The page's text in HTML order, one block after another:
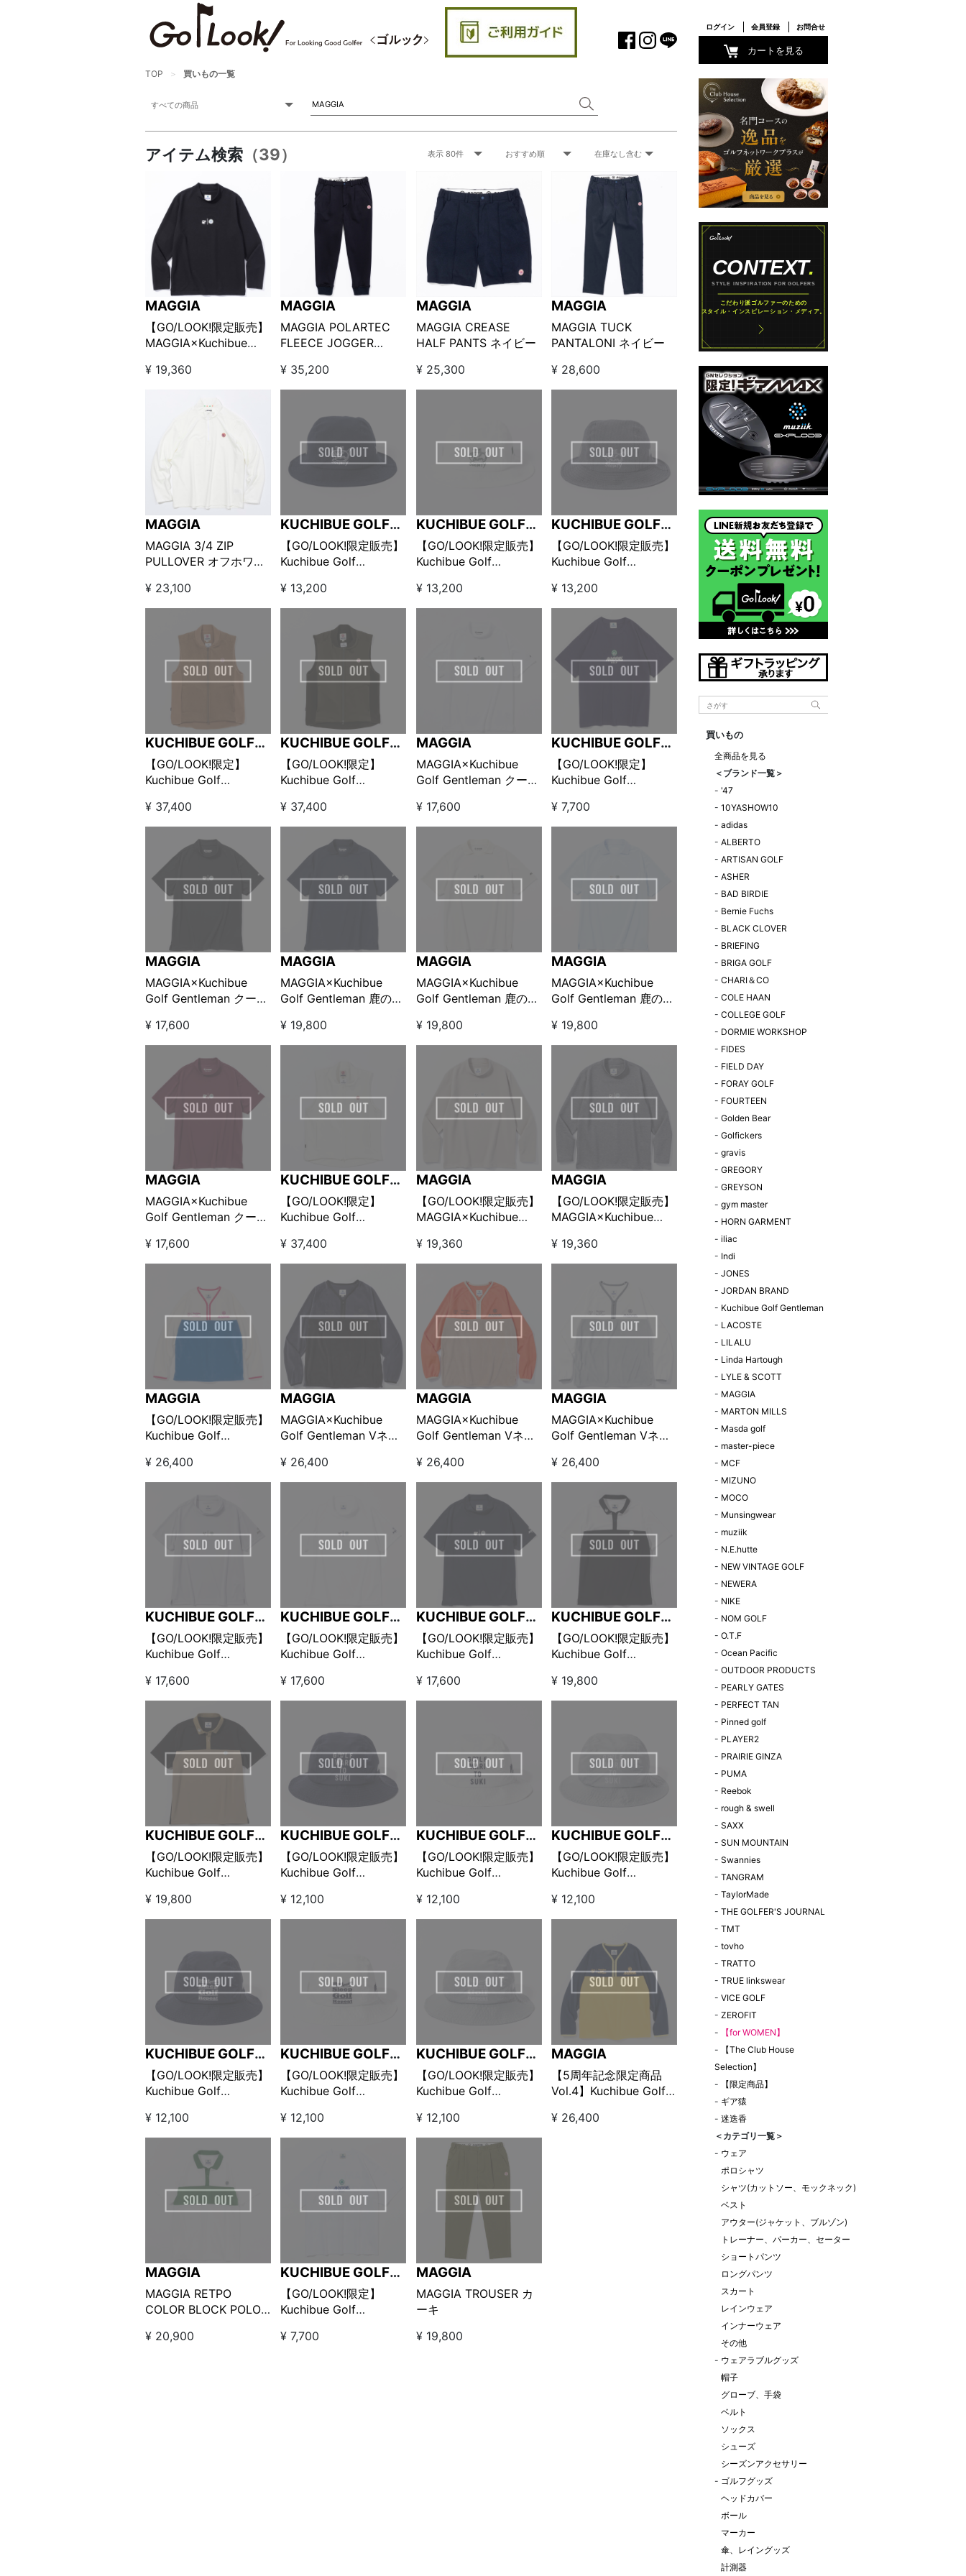
TOP 買いもの一覧
アイテム検索 （39）
MAGGIA
【GO/LOOK!限定販売】
MAGGIA×Kuchibue
ネックロングスリーブ
¥ 19,360
MAGGIA
MAGGIA POLARTEC
FLEECE JOGGER
¥ 35,200
MAGGIA
MAGGIA CREASE
HALF PANTS ネイビー
¥ 25,300
MAGGIA
MAGGIA TUCK
PANTALONI ネイビー
¥ 28,600
MAGGIA
MAGGIA 3/4 ZIP
PULLOVER オフホワイ
¥ 23,100
KUCHIBUE GOLF
GENTLEMAN
【GO/LOOK!限定販売】
Kuchibue Golf
バケットハット ネイビ
ー
¥ 13,200
KUCHIBUE GOLF
GENTLEMAN
【GO/LOOK!限定販売】
Kuchibue Golf
バケットハット ホワイ
ト
¥ 13,200
KUCHIBUE GOLF
GENTLEMAN
【GO/LOOK!限定販売】
Kuchibue Golf
バケットハット グレー
¥ 13,200
KUCHIBUE GOLF
GENTLEMAN
【GO/LOOK!限定】
Kuchibue Golf
POLARTEC FLEECE
ZIP UP VEST ベージュ
¥ 37,400
KUCHIBUE GOLF
GENTLEMAN
【GO/LOOK!限定】
Kuchibue Golf
POLARTEC FLEECE
ZIP UP VEST オリーブ
¥ 37,400
MAGGIA
MAGGIA×Kuchibue
Golf Gentleman クール
ネック ホワイト
【GO/LOOK!限定販売】
¥ 17,600
KUCHIBUE GOLF
GENTLEMAN
【GO/LOOK!限定】
Kuchibue Golf
ロゴTシャツ ネイビー
¥ 7,700
MAGGIA
MAGGIA×Kuchibue
Golf Gentleman クール
ネック ブラック
【GO/LOOK!限定販売】
¥ 17,600
MAGGIA
MAGGIA×Kuchibue
Golf Gentleman 鹿の子
ー【GO/LOOK!限定販
売】
¥ 19,800
MAGGIA
MAGGIA×Kuchibue
Golf Gentleman 鹿の子
ベージュ【GO/LOOK!限
定販売】
¥ 19,800
MAGGIA
MAGGIA×Kuchibue
Golf Gentleman 鹿の子
ス【GO/LOOK!限定販
売】
¥ 19,800
MAGGIA
MAGGIA×Kuchibue
Golf Gentleman クール
ネック バーガンディー
【GO/LOOK!限定販売】
¥ 17,600
KUCHIBUE GOLF
GENTLEMAN
【GO/LOOK!限定】
Kuchibue Golf
POLARTEC FLEECE
ZIP UP VEST ホワイト
¥ 37,400
MAGGIA
【GO/LOOK!限定販売】
MAGGIA×Kuchibue
ネックロングスリーブ
ライトカーキ
¥ 19,360
MAGGIA
【GO/LOOK!限定販売】
MAGGIA×Kuchibue
ネックロングスリーブ
グレー
¥ 19,360
MAGGIA
【GO/LOOK!限定販売】
Kuchibue Golf
V-NECK COLORBLOCK
QUARTER ZIP /
¥ 26,400
MAGGIA
MAGGIA×Kuchibue
Golf Gentleman Vネッ
ププルオーバー ネイビ
ー×ブラック
¥ 26,400
MAGGIA
MAGGIA×Kuchibue
Golf Gentleman Vネッ
ププルオーバー オレン
ジ×ベージュ
【GO/LOOK!限定販売】
¥ 26,400
MAGGIA
MAGGIA×Kuchibue
Golf Gentleman Vネッ
ププルオーバー ホワイ
ト×グレー【GO/LOOK!
限定販売】
¥ 26,400
KUCHIBUE GOLF
GENTLEMAN
【GO/LOOK!限定販売】
Kuchibue Golf
モックネック グレー
¥ 17,600
KUCHIBUE GOLF
GENTLEMAN
【GO/LOOK!限定販売】
Kuchibue Golf
モックネック ホワイト
¥ 17,600
KUCHIBUE GOLF
GENTLEMAN
【GO/LOOK!限定販売】
Kuchibue Golf
¥ 17,600
KUCHIBUE GOLF
GENTLEMAN
【GO/LOOK!限定販売】
Kuchibue Golf
コンビカラーポロシャ
ツ ホワイト×ネイビー
¥ 19,800
KUCHIBUE GOLF
GENTLEMAN
【GO/LOOK!限定販売】
Kuchibue Golf
コンビカラーポロシャ
ツ ブラック×カーキ
¥ 19,800
KUCHIBUE GOLF
GENTLEMAN
【GO/LOOK!限定販売】
Kuchibue Golf
GOLF WARI TO SUKI バ
ケットハット ネイビー
¥ 12,100
KUCHIBUE GOLF
GENTLEMAN
【GO/LOOK!限定販売】
Kuchibue Golf
GOLF WARI TO SUKI バ
ケットハット ホワイト
¥ 12,100
KUCHIBUE GOLF
GENTLEMAN
【GO/LOOK!限定販売】
Kuchibue Golf
GOLF WARI TO SUKI バ
ケットハット グレー
¥ 12,100
KUCHIBUE GOLF
GENTLEMAN
【GO/LOOK!限定販売】
Kuchibue Golf
Eat Sleep Golf Repeat
バケットハット ネイビ
¥ 12,100
KUCHIBUE GOLF
GENTLEMAN
【GO/LOOK!限定販売】
Kuchibue Golf
Eat Sleep Golf Repeat
バケットハット ホワイ
¥ 12,100
KUCHIBUE GOLF
GENTLEMAN
【GO/LOOK!限定販売】
Kuchibue Golf
Eat Sleep Golf Repeat
バケットハット グレー
¥ 12,100
MAGGIA
【5周年記念限定商品
Vol.4】Kuchibue Golf
V-NECK COLORBLOCK
¥ 26,400
MAGGIA
MAGGIA RETPO
COLOR BLOCK POLO
¥ 20,900
KUCHIBUE GOLF
GENTLEMAN
【GO/LOOK!限定】
Kuchibue Golf
ロゴTシャツ ホワイト
¥ 7,700
MAGGIA
MAGGIA TROUSER カ
ーキ
¥ 19,800
ログイン 会員登録 お問合せ
カートを見る
買いもの
全商品を見る
＜ブランド一覧＞
- '47
- 10YASHOW10
- adidas
- ALBERTO
- ARTISAN GOLF
- ASHER
- BAD BIRDIE
- Bernie Fuchs
- BLACK CLOVER
- BRIEFING
- BRIGA GOLF
- CHARI＆CO
- COLE HAAN
- COLLEGE GOLF
- DORMIE WORKSHOP
- FIDES
- FIELD DAY
- FORAY GOLF
- FOURTEEN
- Golden Bear
- Golfickers
- gravis
- GREGORY
- GREYSON
- gym master
- HORN GARMENT
- iliac
- Indi
- JONES
- JORDAN BRAND
- Kuchibue Golf Gentleman
- LACOSTE
- LILALU
- Linda Hartough
- LYLE & SCOTT
- MAGGIA
- MARTON MILLS
- Masda golf
- master-piece
- MCF
- MIZUNO
- MOCO
- Munsingwear
- muziik
- N.E.hutte
- NEW VINTAGE GOLF
- NEWERA
- NIKE
- NOM GOLF
- O.T.F
- Ocean Pacific
- OUTDOOR PRODUCTS
- PEARLY GATES
- PERFECT TAN
- Pinned golf
- PLAYER2
- PRAIRIE GINZA
- PUMA
- Reebok
- rough & swell
- SAXX
- SUN MOUNTAIN
- Swannies
- TANGRAM
- TaylorMade
- THE GOLFER'S JOURNAL
- TMT
- tovho
- TRATTO
- TRUE linkswear
- VICE GOLF
- ZEROFIT
-
【for WOMEN】
-
【The Club House
Selection】
-
【限定商品】
- ギア猿
- 迷迭香
＜カテゴリ一覧＞
- ウェア
ポロシャツ
シャツ(カットソー、モックネック)
ベスト
アウター(ジャケット、ブルゾン)
トレーナー、パーカー、セーター
ショートパンツ
ロングパンツ
スカート
レインウェア
インナーウェア
その他
- ウェアラブルグッズ
帽子
グローブ、手袋
ベルト
ソックス
シューズ
シーズンアクセサリー
- ゴルフグッズ
ヘッドカバー
ボール
マーカー
傘、レイングッズ
計測器